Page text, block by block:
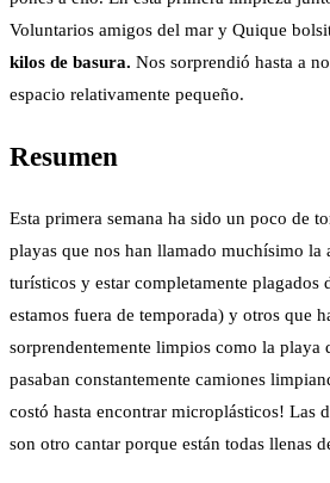
Voluntarios amigos del mar y Quique
kilos de basura. Nos sorprendió hasta a
espacio relativamente pequeño.
Resumen
Esta primera semana ha sido un poco de
playas que nos han llamado muchísimo la
turísticos y estar completamente plagados
estamos fuera de temporada) y otros que
sorprendentemente limpios como la playa
pasaban constantemente camiones
costó hasta encontrar microplásticos! Las
son otro cantar porque están todas llenas